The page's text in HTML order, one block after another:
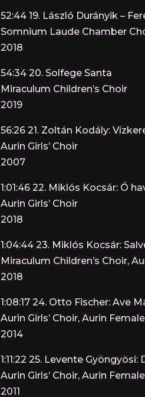
52:44 19. László Durányik –
Somnium Laude Chamber
2018
54:34 20. Solfege Santa
Miraculum Children’s Choir
2019
56:26 21. Zoltán Kodály:
Aurin Girls’ Choir
2007
1:01:46 22. Miklós Kocsár: Ó
Aurin Girls’ Choir
2018
1:04:44 23. Miklós Kocsár:
Miraculum Children’s Choir,
2018
1:08:17 24. Otto Fischer: Ave
Aurin Girls’ Choir, Aurin
2014
1:11:22 25. Levente
Aurin Girls’ Choir, Aurin
2011